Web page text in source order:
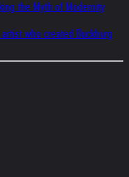
the Myth of Modernity
who created Duckburg